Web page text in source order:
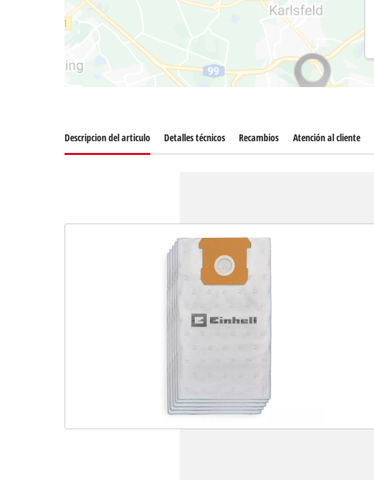
Descripcion del articulo Detalles técnicos Recambios Atención al cliente